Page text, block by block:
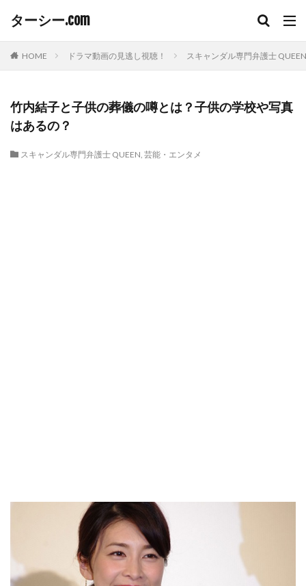
ターシー.com
HOME ドラマ動画の見逃し視聴！ スキャンダル専門弁護士 QUEEN
竹内結子と子供の葬儀の噂とは？子供の学校や写真
はあるの？
スキャンダル専門弁護士 QUEEN, 芸能・エンタメ